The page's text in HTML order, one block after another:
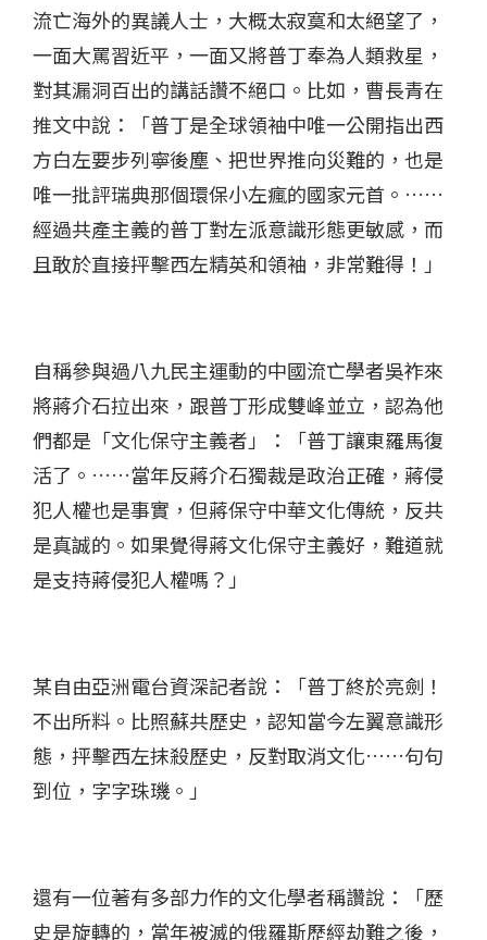
流亡海外的異議人士，大概太寂寞和太絕望了，
一面大罵習近平，一面又將普丁奉為人類救星，
對其漏洞百出的講話讚不絕口。比如，曹長青在
推文中說：「普丁是全球領袖中唯一公開指出西
方白左要步列寧後塵、把世界推向災難的，也是
唯一批評瑞典那個環保小左瘋的國家元首。……
經過共產主義的普丁對左派意識形態更敏感，而
且敢於直接抨擊西左精英和領袖，非常難得！」
自稱參與過八九民主運動的中國流亡學者吳祚來
將蔣介石拉出來，跟普丁形成雙峰並立，認為他
們都是「文化保守主義者」：「普丁讓東羅馬復
活了。……當年反蔣介石獨裁是政治正確，蔣侵
犯人權也是事實，但蔣保守中華文化傳統，反共
是真誠的。如果覺得蔣文化保守主義好，難道就
是支持蔣侵犯人權嗎？」
某自由亞洲電台資深記者說：「普丁終於亮劍！
不出所料。比照蘇共歷史，認知當今左翼意識形
態，抨擊西左抹殺歷史，反對取消文化……句句
到位，字字珠璣。」
還有一位著有多部力作的文化學者稱讚說：「歷
史是旋轉的，當年被滅的俄羅斯歷經劫難之後，